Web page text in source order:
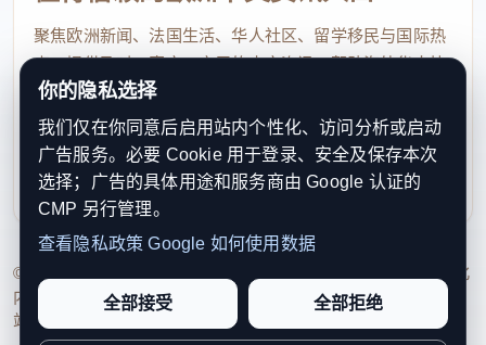
聚焦欧洲新闻、法国生活、华人社区、留学移民与国际热
点，提供及时、真实、实用的中文资讯，帮助海外华人快
速了解欧洲动态。
contact@xinouzhou.com
服务支持、版权与合作：工作日优先处理站务、投稿与权
利通知
© 2026 新欧洲·欧洲头条. All Rights Reserved. 本网站持续优化
内容透明度、联系方式与用户权利说明，以提升品牌信任感和
站点完整度。
你的隐私选择
我们仅在你同意后启用站内个性化、访问分析或启动
广告服务。必要 Cookie 用于登录、安全及保存本次
选择；广告的具体用途和服务商由 Google 认证的
CMP 另行管理。
查看隐私政策 Google 如何使用数据
全部接受 全部拒绝